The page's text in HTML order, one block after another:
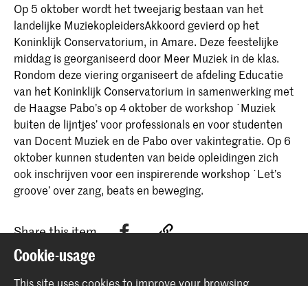
Op 5 oktober wordt het tweejarig bestaan van het
landelijke MuziekopleidersAkkoord gevierd op het
Koninklijk Conservatorium, in Amare. Deze feestelijke
middag is georganiseerd door Meer Muziek in de klas.
Rondom deze viering organiseert de afdeling Educatie
van het Koninklijk Conservatorium in samenwerking met
de Haagse Pabo’s op 4 oktober de workshop `Muziek
buiten de lijntjes’ voor professionals en voor studenten
van Docent Muziek en de Pabo over vakintegratie. Op 6
oktober kunnen studenten van beide opleidingen zich
ook inschrijven voor een inspirerende workshop `Let’s
groove’ over zang, beats en beweging.
Share this item
Back to top
Cookie-usage
This site uses cookies to improve your browsing